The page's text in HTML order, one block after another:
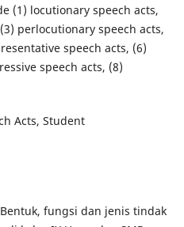
(1) locutionary speech acts,
perlocutionary speech acts,
speech acts, (6)
speech acts, (8)
Acts, Student
fungsi dan jenis tindak